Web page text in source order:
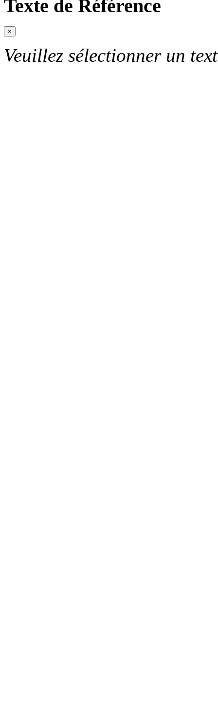
Texte de Référence
×
Veuillez sélectionner un